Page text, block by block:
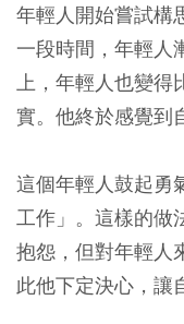
年輕人開始嘗試構
一段時間，年輕人
上，年輕人也變
實。他終於感覺到
這個年輕人鼓起勇
工作」。這樣的做
抱怨，但對年輕人
此他下定決心，讓